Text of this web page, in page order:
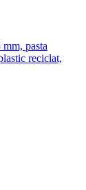
pasta
reciclat,